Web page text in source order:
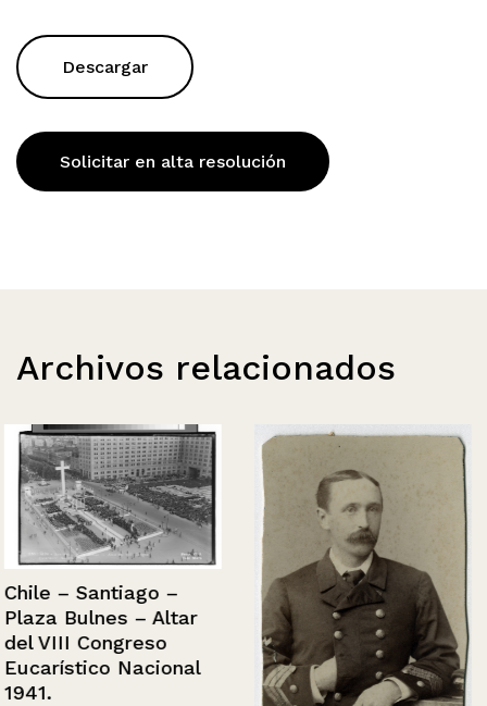
Descargar
Solicitar en alta resolución
Archivos relacionados
Chile – Santiago –
Plaza Bulnes – Altar
del VIII Congreso
Eucarístico Nacional
1941.